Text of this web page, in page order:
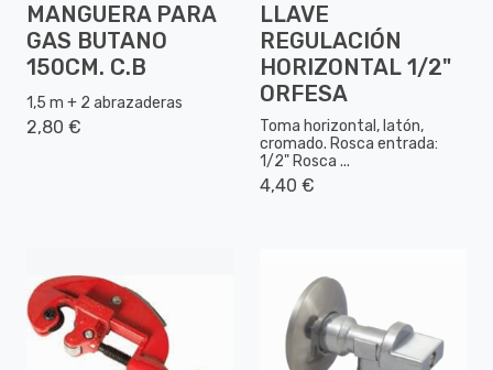
MANGUERA PARA
GAS BUTANO
150CM. C.B
1,5 m + 2 abrazaderas
2,80 €
LLAVE
REGULACIÓN
HORIZONTAL 1/2"
ORFESA
Toma horizontal, latón,
cromado. Rosca entrada:
1/2" Rosca ...
4,40 €